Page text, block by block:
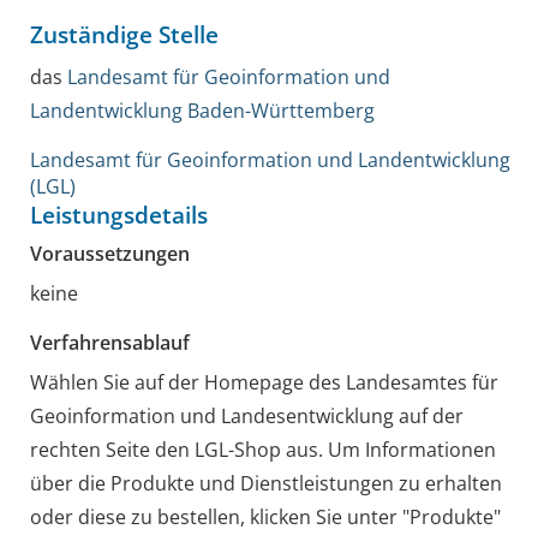
Zuständige Stelle
das Landesamt für Geoinformation und
Landentwicklung Baden-Württemberg
Landesamt für Geoinformation und Landentwicklung
(LGL)
Leistungsdetails
Voraussetzungen
keine
Verfahrensablauf
Wählen Sie auf der Homepage des Landesamtes für
Geoinformation und Landesentwicklung auf der
rechten Seite den LGL-Shop aus. Um Informationen
über die Produkte und Dienstleistungen zu erhalten
oder diese zu bestellen, klicken Sie unter "Produkte"